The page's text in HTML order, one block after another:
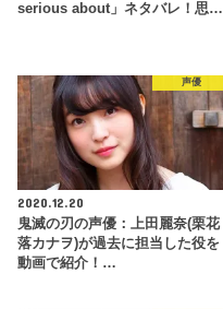
serious about」ネタバレ！思…
声優
2020.12.20
鬼滅の刃の声優：上田麗奈(栗花
落カナヲ)が過去に担当した役を
動画で紹介！…